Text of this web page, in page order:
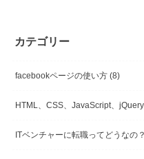
カテゴリー
facebookページの使い方 (8)
HTML、CSS、JavaScript、jQuery
ITベンチャーに転職ってどうなの？